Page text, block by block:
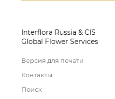
Interflora Russia & CIS
Global Flower Services
Версия для печати
Контакты
Поиск